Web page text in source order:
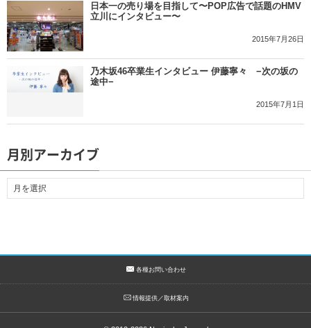
日本一の売り場を目指して〜POP広告で話題のHMV
立川にインタビュー〜
2015年7月26日
乃木坂46卒業生インタビュー 伊藤寧々 −次の坂の
途中−
2015年7月1日
月別アーカイブ
各種お問い合わせ
情報提供／取材案内